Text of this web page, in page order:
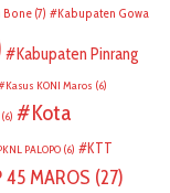
Bone (7) Kabupaten Gowa
Kabupaten Pinrang
Kasus KONI Maros (6)
(6)
Kota
PALOPO (6)
KTT
45 MAROS (27)